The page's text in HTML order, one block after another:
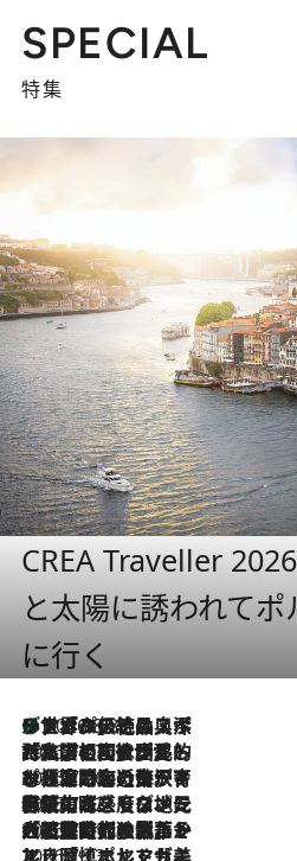
SPECIAL
特集
CREA Traveller
と太陽に誘われて
に行く
2026.8.8
リスボンの絶品スイーツ「パステル・デ・ナタ」とは？ポルトガル伝統の奥深い世界へ
2026.7.27
「私の祖国はポルトガル語です」国民的詩人フェルナンド・ペソアと、彼が愛した文学の街を歩く
2026.7.26
ポルトガル近海が育む極上の海の幸。キリリと冷えた白ワインと愉しむ、シーフード専門店の贅沢
2026.7.22
伝統の味をモダンに昇華。高感度な地元客が集う、リスボンの最旬ガストロノミー
2026.7.21
大航海時代の栄華から、震災、独裁、そして革命へ。ポルトガル・首都リスボンの石畳に刻まれた「歴史の光と影」